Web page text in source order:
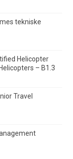
tekniske
Helicopter
– B1.3
Travel